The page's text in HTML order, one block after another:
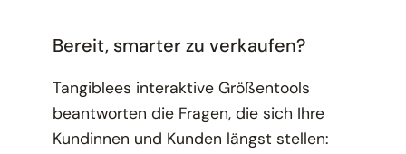
Bereit, smarter zu verkaufen?
Tangiblees interaktive Größentools
beantworten die Fragen, die sich Ihre
Kundinnen und Kunden längst stellen: